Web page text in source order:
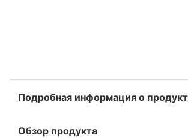
Подробная информация о
Обзор продукта